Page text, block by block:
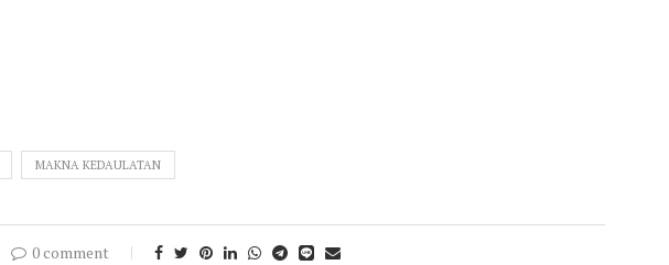
MAKNA KEDAULATAN
0 comment